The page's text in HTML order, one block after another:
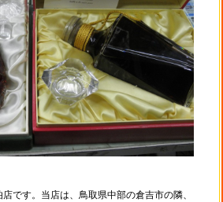
です。当店は、鳥取県中部の倉吉市の隣、